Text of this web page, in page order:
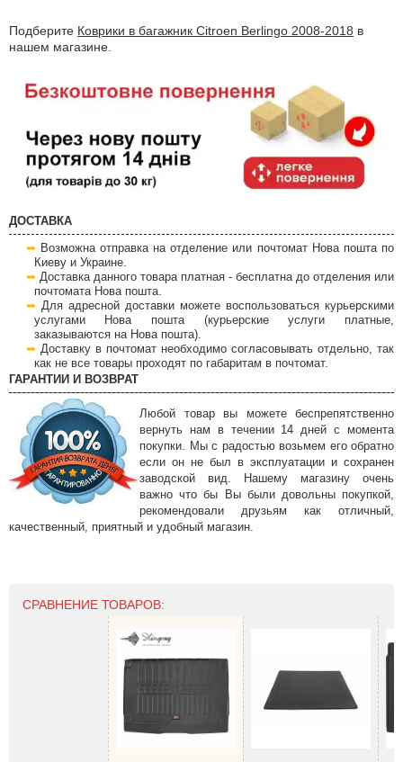
Подберите Коврики в багажник Citroen Berlingo 2008-2018 в
нашем магазине.
ДОСТАВКА
Возможна отправка на отделение или почтомат Нова пошта по
Киеву и Украине.
Доставка данного товара платная - бесплатна до отделения или
почтомата Нова пошта.
Для адресной доставки можете воспользоваться курьерскими
услугами Нова пошта (курьерские услуги платные,
заказываются на Нова пошта).
Доставку в почтомат необходимо согласовывать отдельно, так
как не все товары проходят по габаритам в почтомат.
ГАРАНТИИ И ВОЗВРАТ
Любой товар вы можете беспрепятственно
вернуть нам в течении 14 дней с момента
покупки. Мы с радостью возьмем его обратно
если он не был в эксплуатации и сохранен
заводской вид. Нашему магазину очень
важно что бы Вы были довольны покупкой,
рекомендовали друзьям как отличный,
качественный, приятный и удобный магазин.
СРАВНЕНИЕ ТОВАРОВ: